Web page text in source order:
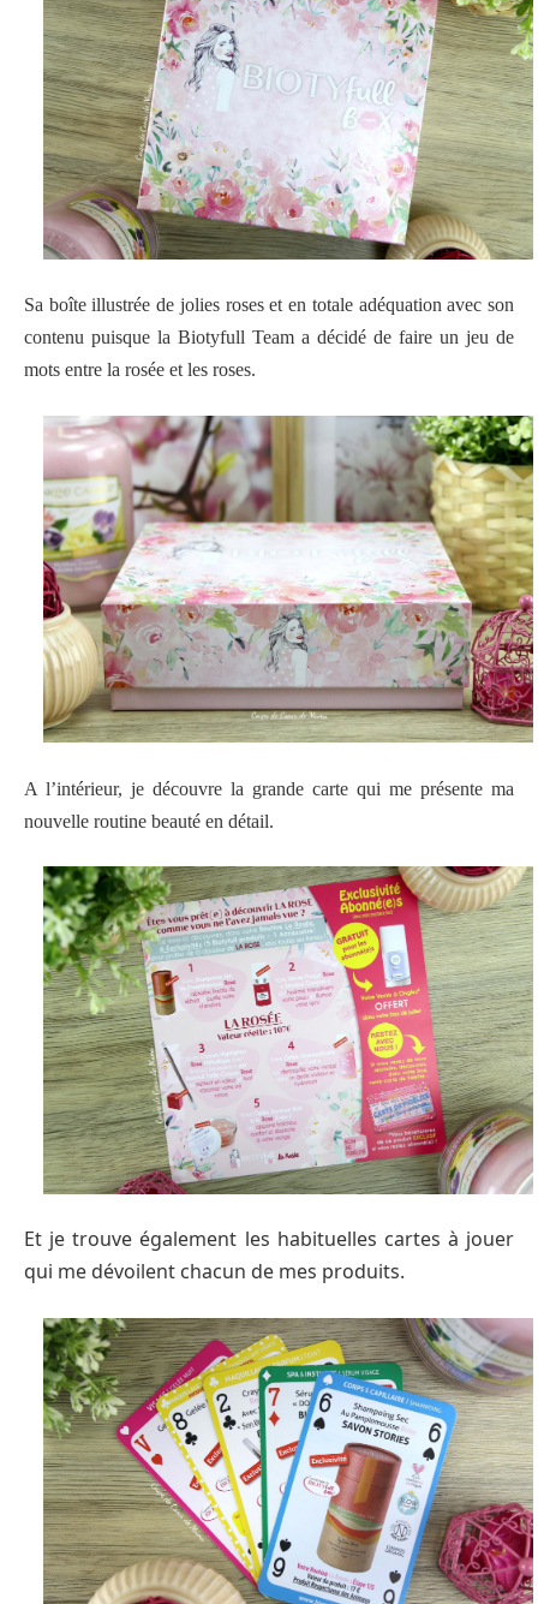
Sa boîte illustrée de jolies roses et en totale adéquation avec son
contenu puisque la Biotyfull Team a décidé de faire un jeu de
mots entre la rosée et les roses.
A l’intérieur, je découvre la grande carte qui me présente ma
nouvelle routine beauté en détail.
Et je trouve également les habituelles cartes à jouer
qui me dévoilent chacun de mes produits.